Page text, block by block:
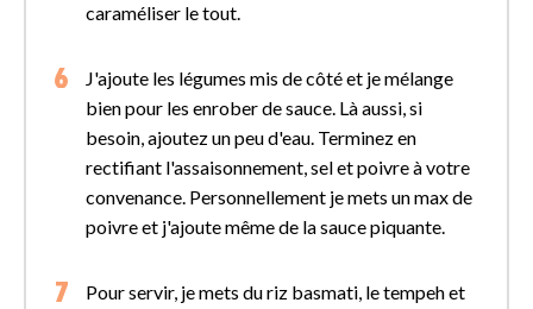
caraméliser le tout.
J'ajoute les légumes mis de côté et je mélange
bien pour les enrober de sauce. Là aussi, si
besoin, ajoutez un peu d'eau. Terminez en
rectifiant l'assaisonnement, sel et poivre à votre
convenance. Personnellement je mets un max de
poivre et j'ajoute même de la sauce piquante.
Pour servir, je mets du riz basmati, le tempeh et